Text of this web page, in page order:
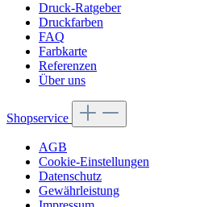
Druck-Ratgeber
Druckfarben
FAQ
Farbkarte
Referenzen
Über uns
Shopservice
AGB
Cookie-Einstellungen
Datenschutz
Gewährleistung